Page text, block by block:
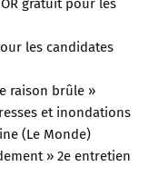
gratuit pour les
les candidates
raison brûle »
et inondations
(Le Monde)
» 2e entretien